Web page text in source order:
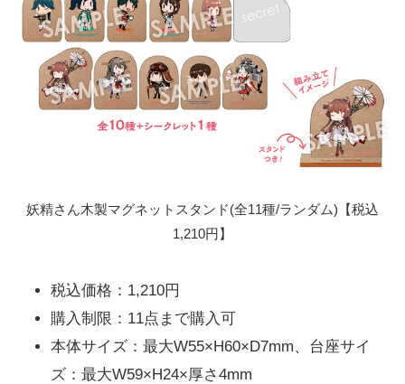
妖精さん木製マグネットスタンド(全11種/ランダム)【税込
1,210円】
税込価格：1,210円
購入制限：11点まで購入可
本体サイズ：最大W55×H60×D7mm、台座サイ
ズ：最大W59×H24×厚さ4mm